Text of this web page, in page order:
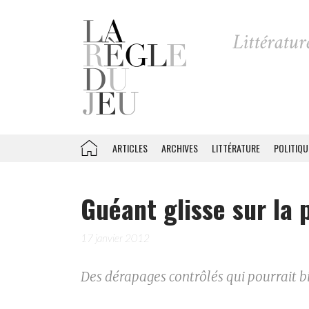
ARTICLES ARCHIVES LITTÉRATURE
Guéant glisse sur la
17 janvier 2012
Des dérapages contrôlés qui pourrait